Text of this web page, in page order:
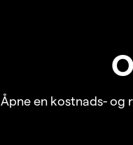
Åpne en kostnads- og